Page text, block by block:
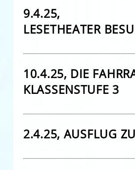
9.4.25,
LESETHEATER
10.4.25, DIE
KLASSENSTUFE 3
2.4.25, AUSFLUG